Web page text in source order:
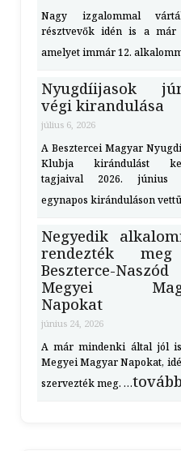
Nagy izgalommal
résztvevők idén is a már
amelyet immár 12.
Nyugdíijasok
végi kirandulása
július 6, 2026
A Besztercei Magyar
Klubja kirándulást
tagjaival 2026. június
egynapos kiránduláson
Negyedik
rendezték
Beszterce-Naszód
Megyei
Napokat
június 24, 2026
A már mindenki által jól
Megyei Magyar Napokat,
szervezték meg. …